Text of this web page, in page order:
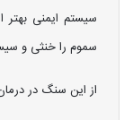
سیستم ایمنی بهتر
سموم را خنثی و
از این سنگ در